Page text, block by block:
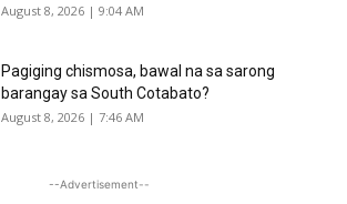
August 8, 2026 | 9:04 AM
Pagiging chismosa, bawal na sa sarong
barangay sa South Cotabato?
August 8, 2026 | 7:46 AM
--Advertisement--